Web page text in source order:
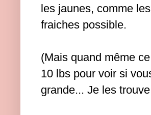
les jaunes, comme
fraiches possible.
(Mais quand même
10 lbs pour voir si
grande... Je les